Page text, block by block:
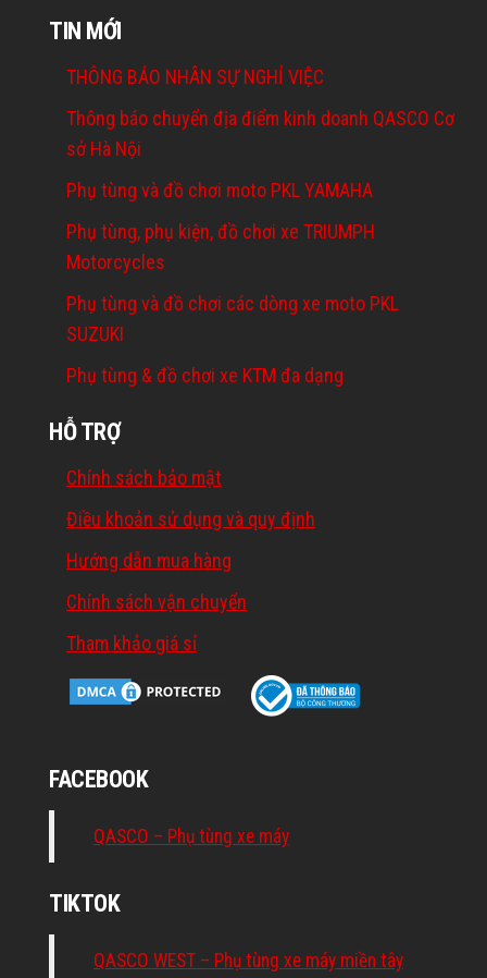
TIN MỚI
THÔNG BÁO NHÂN SỰ NGHỈ VIỆC
Thông báo chuyển địa điểm kinh doanh QASCO Cơ
sở Hà Nội
Phụ tùng và đồ chơi moto PKL YAMAHA
Phụ tùng, phụ kiện, đồ chơi xe TRIUMPH
Motorcycles
Phụ tùng và đồ chơi các dòng xe moto PKL
SUZUKI
Phụ tùng & đồ chơi xe KTM đa dạng
HỖ TRỢ
Chính sách bảo mật
Điều khoản sử dụng và quy định
Hướng dẫn mua hàng
Chính sách vận chuyển
Tham khảo giá sỉ
FACEBOOK
QASCO – Phụ tùng xe máy
TIKTOK
QASCO WEST – Phụ tùng xe máy miền tây